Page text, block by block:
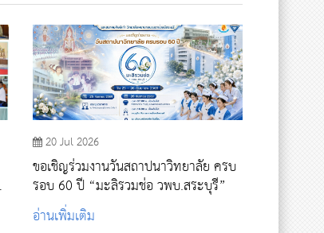
20 Jul 2026
ขอเชิญร่วมงานวันสถาปนาวิทยาลัย ครบ
รอบ 60 ปี “มะลิรวมช่อ วพบ.สระบุรี”
อ่านเพิ่มเติม